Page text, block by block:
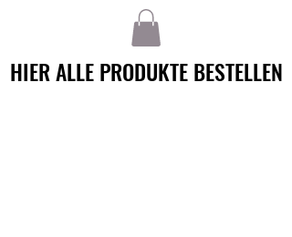
HIER ALLE PRODUKTE BESTELLEN
HIER ALLE PRODUKTE BESTELLEN